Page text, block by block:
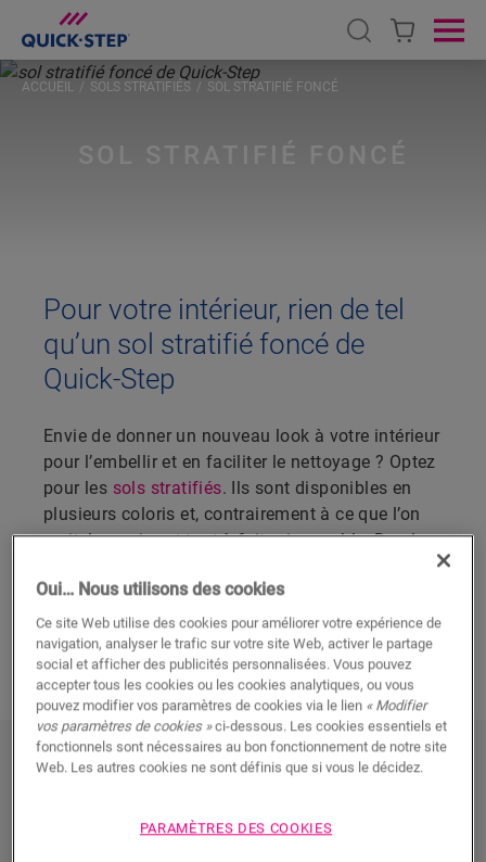
Open search
ACCUEIL SOLS STRATIFIÉS SOL STRATIFIÉ FONCÉ
Pour votre intérieur, rien de tel
qu’un sol stratifié foncé de
Quick-Step
Envie de donner un nouveau look à votre intérieur
pour l’embellir et en faciliter le nettoyage ? Optez
pour les sols stratifiés. Ils sont disponibles en
plusieurs coloris et, contrairement à ce que l’on
croit, leur prix est tout à fait raisonnable. De plus,
longtemps à un usage intensif.
DÉCOUVREZ TOUS NOS SOLS
STRATIFIÉS FONCÉS
DÉCOUVREZ NOS SOLS
Oui… Nous utilisons des cookies
Ce site Web utilise des cookies pour améliorer votre expérience de
navigation, analyser le trafic sur votre site Web, activer le partage
social et afficher des publicités personnalisées. Vous pouvez
accepter tous les cookies ou les cookies analytiques, ou vous
pouvez modifier vos paramètres de cookies via le lien « Modifier
vos paramètres de cookies »ci-dessous. Les cookies essentiels et
fonctionnels sont nécessaires au bon fonctionnement de notre site
Web. Les autres cookies ne sont définis que si vous le décidez.
PARAMÈTRES DES COOKIES